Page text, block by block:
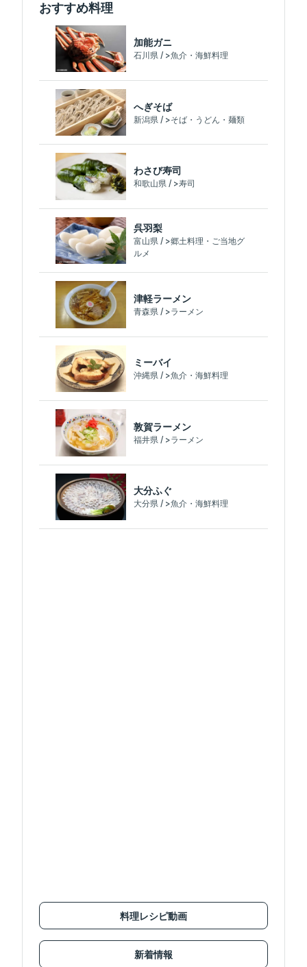
おすすめ料理
加能ガニ
石川県 / >魚介・海鮮料理
へぎそば
新潟県 / >そば・うどん・麺類
わさび寿司
和歌山県 / >寿司
呉羽梨
富山県 / >郷土料理・ご当地グ
ルメ
津軽ラーメン
青森県 / >ラーメン
ミーバイ
沖縄県 / >魚介・海鮮料理
敦賀ラーメン
福井県 / >ラーメン
大分ふぐ
大分県 / >魚介・海鮮料理
料理レシピ動画
新着情報